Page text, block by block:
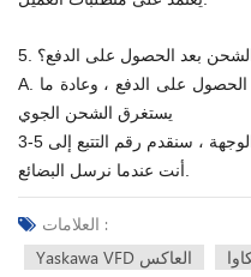
بعد الحصول على الدفع؟
A. نرسل البضائع في غضون يوم واحد بعد الحصول على الدفع ، وعادة ما
يستغرق الشحن الجوي
، سنقدم رقم التتبع إلى
العلامات :
Yaskawa VFD العاكس